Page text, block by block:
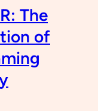
The
of